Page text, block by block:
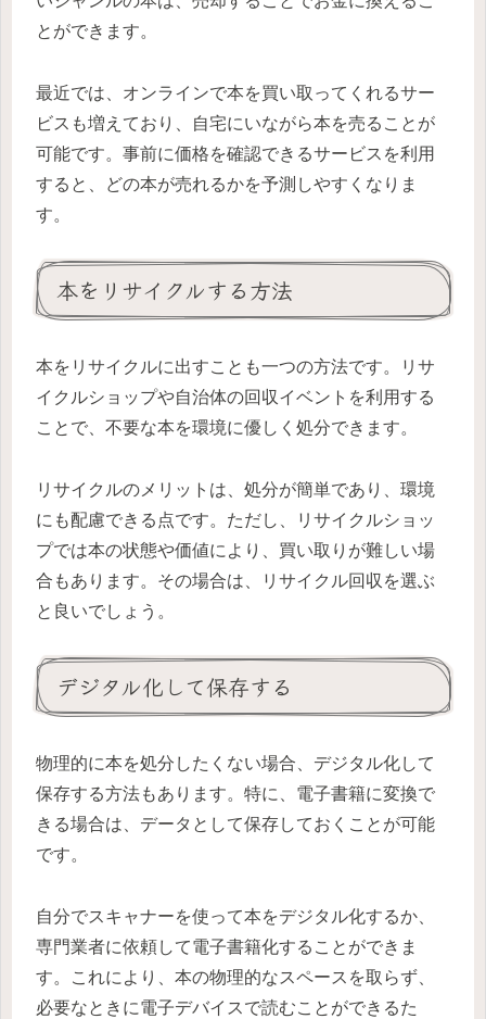
とができます。
最近では、オンラインで本を買い取ってくれるサー
ビスも増えており、自宅にいながら本を売ることが
可能です。事前に価格を確認できるサービスを利用
すると、どの本が売れるかを予測しやすくなりま
す。
本をリサイクルする方法
本をリサイクルに出すことも一つの方法です。リサ
イクルショップや自治体の回収イベントを利用する
ことで、不要な本を環境に優しく処分できます。
リサイクルのメリットは、処分が簡単であり、環境
にも配慮できる点です。ただし、リサイクルショッ
プでは本の状態や価値により、買い取りが難しい場
合もあります。その場合は、リサイクル回収を選ぶ
と良いでしょう。
デジタル化して保存する
物理的に本を処分したくない場合、デジタル化して
保存する方法もあります。特に、電子書籍に変換で
きる場合は、データとして保存しておくことが可能
です。
自分でスキャナーを使って本をデジタル化するか、
専門業者に依頼して電子書籍化することができま
す。これにより、本の物理的なスペースを取らず、
必要なときに電子デバイスで読むことができるた